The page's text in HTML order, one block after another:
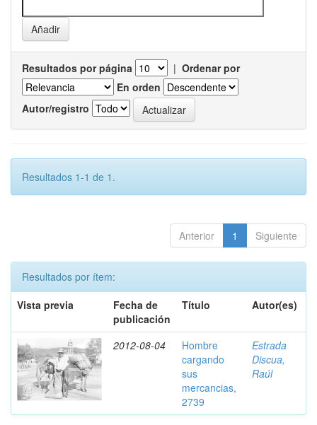
Resultados por página | Ordenar por
En orden
Autor/registro
Resultados 1-1 de 1.
Anterior 1 Siguiente
Resultados por ítem:
Vista previa
Fecha de
publicación
Título Autor(es)
2012-08-04
Hombre
cargando
sus
mercancias,
2739
Estrada
Discua,
Raúl